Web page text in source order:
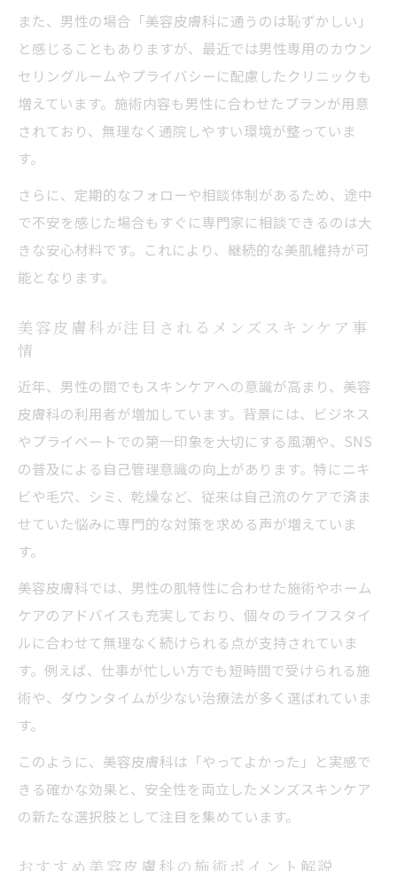
美容皮膚科施術前後のサポート体制を知る
メンズも安心できる美容皮膚科体験談紹介
美容皮膚科でよくある質問と解決法
美容皮膚科を通じた男性の自信アップ術
美容皮膚科が男性の印象を変える効果とは
美容皮膚科利用でポジティブな変化を実感
また、男性の場合「美容皮膚科に通うのは恥ずかしい」
と感じることもありますが、最近では男性専用のカウン
セリングルームやプライバシーに配慮したクリニックも
増えています。施術内容も男性に合わせたプランが用意
されており、無理なく通院しやすい環境が整っていま
す。
さらに、定期的なフォローや相談体制があるため、途中
で不安を感じた場合もすぐに専門家に相談できるのは大
きな安心材料です。これにより、継続的な美肌維持が可
能となります。
美容皮膚科が注目されるメンズスキンケア事
情
近年、男性の間でもスキンケアへの意識が高まり、美容
皮膚科の利用者が増加しています。背景には、ビジネス
やプライベートでの第一印象を大切にする風潮や、SNS
の普及による自己管理意識の向上があります。特にニキ
ビや毛穴、シミ、乾燥など、従来は自己流のケアで済ま
せていた悩みに専門的な対策を求める声が増えていま
す。
美容皮膚科では、男性の肌特性に合わせた施術やホーム
ケアのアドバイスも充実しており、個々のライフスタイ
ルに合わせて無理なく続けられる点が支持されていま
す。例えば、仕事が忙しい方でも短時間で受けられる施
術や、ダウンタイムが少ない治療法が多く選ばれていま
す。
このように、美容皮膚科は「やってよかった」と実感で
きる確かな効果と、安全性を両立したメンズスキンケア
の新たな選択肢として注目を集めています。